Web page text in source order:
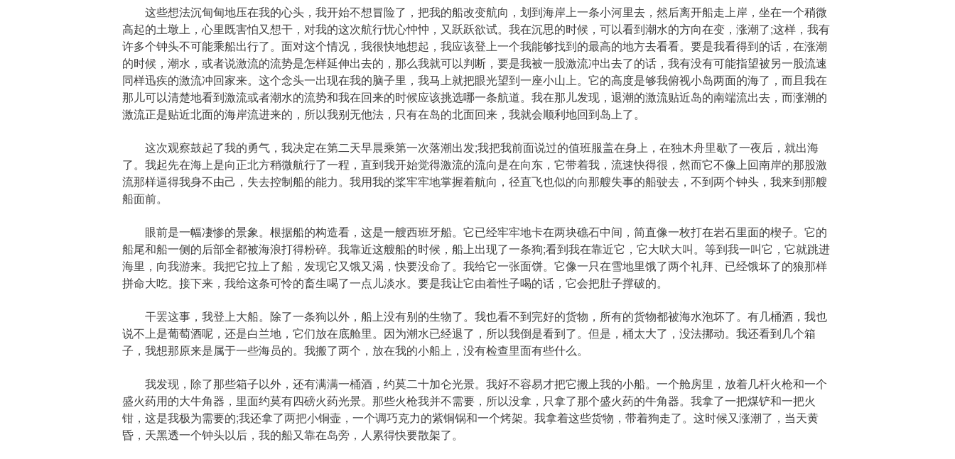
这些想法沉甸甸地压在我的心头，我开始不想冒险了，把我的船改变航向，划到海岸上一条小河里去，然后离开船走上岸，坐在一个稍微
高起的土墩上，心里既害怕又想干，对我的这次航行忧心忡忡，又跃跃欲试。我在沉思的时候，可以看到潮水的方向在变，涨潮了;这样，我有
许多个钟头不可能乘船出行了。面对这个情况，我很快地想起，我应该登上一个我能够找到的最高的地方去看看。要是我看得到的话，在涨潮
的时候，潮水，或者说激流的流势是怎样延伸出去的，那么我就可以判断，要是我被一股激流冲出去了的话，我有没有可能指望被另一股流速
同样迅疾的激流冲回家来。这个念头一出现在我的脑子里，我马上就把眼光望到一座小山上。它的高度是够我俯视小岛两面的海了，而且我在
那儿可以清楚地看到激流或者潮水的流势和我在回来的时候应该挑选哪一条航道。我在那儿发现，退潮的激流贴近岛的南端流出去，而涨潮的
激流正是贴近北面的海岸流进来的，所以我别无他法，只有在岛的北面回来，我就会顺利地回到岛上了。
这次观察鼓起了我的勇气，我决定在第二天早晨乘第一次落潮出发;我把我前面说过的值班服盖在身上，在独木舟里歇了一夜后，就出海
了。我起先在海上是向正北方稍微航行了一程，直到我开始觉得激流的流向是在向东，它带着我，流速快得很，然而它不像上回南岸的那股激
流那样逼得我身不由己，失去控制船的能力。我用我的桨牢牢地掌握着航向，径直飞也似的向那艘失事的船驶去，不到两个钟头，我来到那艘
船面前。
眼前是一幅凄惨的景象。根据船的构造看，这是一艘西班牙船。它已经牢牢地卡在两块礁石中间，简直像一枚打在岩石里面的楔子。它的
船尾和船一侧的后部全都被海浪打得粉碎。我靠近这艘船的时候，船上出现了一条狗;看到我在靠近它，它大吠大叫。等到我一叫它，它就跳进
海里，向我游来。我把它拉上了船，发现它又饿又渴，快要没命了。我给它一张面饼。它像一只在雪地里饿了两个礼拜、已经饿坏了的狼那样
拼命大吃。接下来，我给这条可怜的畜生喝了一点儿淡水。要是我让它由着性子喝的话，它会把肚子撑破的。
干罢这事，我登上大船。除了一条狗以外，船上没有别的生物了。我也看不到完好的货物，所有的货物都被海水泡坏了。有几桶酒，我也
说不上是葡萄酒呢，还是白兰地，它们放在底舱里。因为潮水已经退了，所以我倒是看到了。但是，桶太大了，没法挪动。我还看到几个箱
子，我想那原来是属于一些海员的。我搬了两个，放在我的小船上，没有检查里面有些什么。
我发现，除了那些箱子以外，还有满满一桶酒，约莫二十加仑光景。我好不容易才把它搬上我的小船。一个舱房里，放着几杆火枪和一个
盛火药用的大牛角器，里面约莫有四磅火药光景。那些火枪我并不需要，所以没拿，只拿了那个盛火药的牛角器。我拿了一把煤铲和一把火
钳，这是我极为需要的;我还拿了两把小铜壶，一个调巧克力的紫铜锅和一个烤架。我拿着这些货物，带着狗走了。这时候又涨潮了，当天黄
昏，天黑透一个钟头以后，我的船又靠在岛旁，人累得快要散架了。